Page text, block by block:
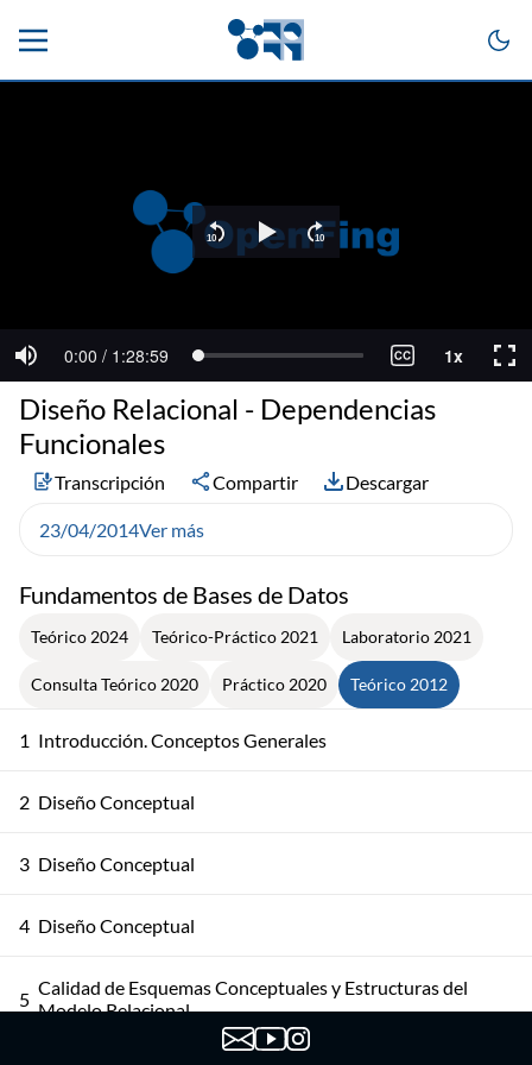
Fundamentos de Bases de Datos
Teórico 2024 Teórico-Práctico 2021 Laboratorio 2021
Consulta Teórico 2020 Práctico 2020 Teórico 2012
1 Introducción. Conceptos Generales
2 Diseño Conceptual
3 Diseño Conceptual
4 Diseño Conceptual
5 Calidad de Esquemas Conceptuales y Estructuras del
Modelo Relacional
Diseño Relacional - Dependencias
Funcionales
Transcripción Compartir Descargar
23/04/2014Ver más